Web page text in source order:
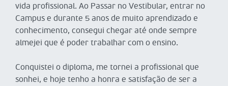
vida profissional. Ao Passar no Vestibular, entrar no
Campus e durante 5 anos de muito aprendizado e
conhecimento, consegui chegar até onde sempre
almejei que é poder trabalhar com o ensino.
Conquistei o diploma, me tornei a profissional que
sonhei, e hoje tenho a honra e satisfação de ser a